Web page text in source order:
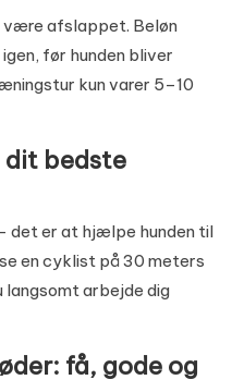
være afslappet. Beløn
før hunden bliver
kun varer 5–10
dit bedste
det er at hjælpe hunden til
en cyklist på 30 meters
langsomt arbejde dig
få, gode og